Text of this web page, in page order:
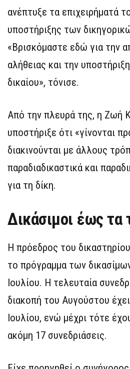
ανέπτυξε τα επιχειρήματά
υποστήριξης των
«Βρισκόμαστε εδώ για την
αλήθειας και την
δικαίου», τόνισε.
Από την πλευρά της, η Ζωή
υποστήριξε ότι «γίνονται
διακινούνται με άλλους
παραδιαδικαστικά και
για τη δίκη.
Δικάσιμοι έως τα
Η πρόεδρος του
το πρόγραμμα των
Ιουλίου. Η τελευταία
διακοπή του Αυγούστου έχει
Ιουλίου, ενώ μέχρι τότε
ακόμη 17 συνεδριάσεις.